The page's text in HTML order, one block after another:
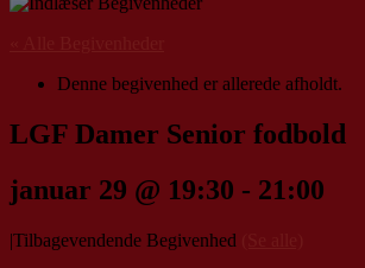
Denne begivenhed er allerede afholdt.
LGF Damer Senior fodbold
januar 29 @ 19:30 - 21:00
|Tilbagevendende Begivenhed